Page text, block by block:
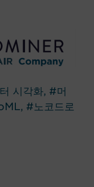
시각화, #머
#노코드로